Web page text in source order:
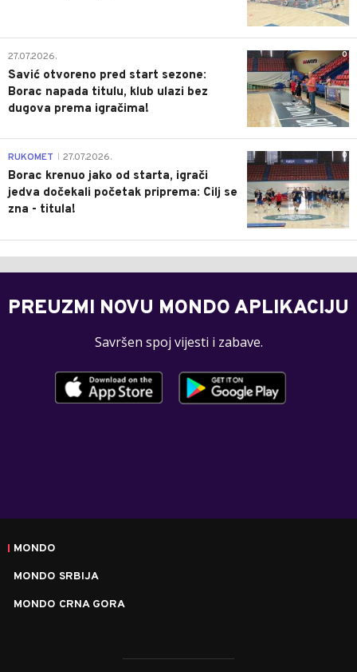
0
27.07.2026.
Savić otvoreno pred start sezone:
Borac napada titulu, klub ulazi bez
dugova prema igračima!
0
RUKOMET 27.07.2026.
Borac krenuo jako od starta, igrači
jedva dočekali početak priprema: Cilj se
zna - titula!
PREUZMI NOVU MONDO APLIKACIJU
Savršen spoj vijesti i zabave.
MONDO
MONDO SRBIJA
MONDO CRNA GORA